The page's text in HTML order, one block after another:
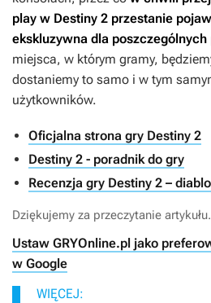
play w Destiny 2 przestanie
ekskluzywna dla
miejsca, w którym gramy,
dostaniemy to samo i w tym
użytkowników.
Oficjalna strona gry Destiny 2
Destiny 2 - poradnik do gry
Recenzja gry Destiny 2 –
Dziękujemy za przeczytanie artykułu.
Ustaw GRYOnline.pl jako
w Google
WIĘCEJ: